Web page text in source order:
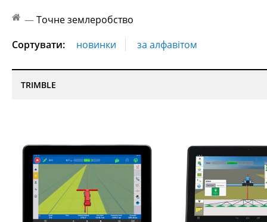
—Точне землеробство
Сортувати:
новинки за алфавітом
TRIMBLE